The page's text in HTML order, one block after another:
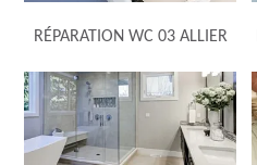
RÉPARATION WC 03 ALLIER